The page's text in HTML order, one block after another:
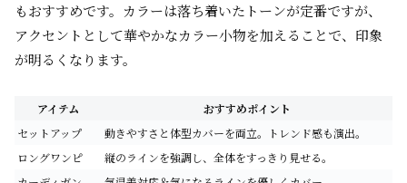
もおすすめです。カラーは落ち着いたトーンが定番ですが、
アクセントとして華やかなカラー小物を加えることで、印象
が明るくなります。
アイテム
おすすめポイント
セットアップ
動きやすさと体型カバーを両立。トレンド感も演出。
ロングワンピ
縦のラインを強調し、全体をすっきり見せる。